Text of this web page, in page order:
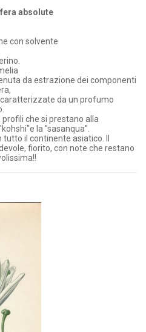
absolute
con solvente
da estrazione dei componenti
da un profumo
che si prestano alla
la "sasanqua".
il continente asiatico. Il
fiorito, con note che restano